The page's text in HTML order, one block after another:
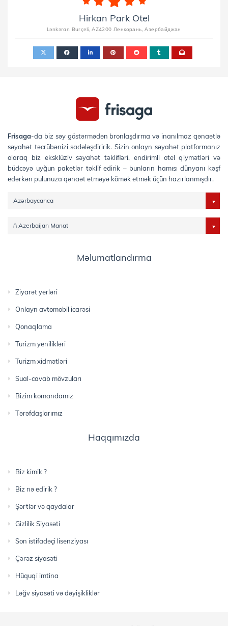
Hirkan Park Otel
Lənkəran Burçeli, AZ4200 Ленкорань, Азербайджан
Frisaga-da biz səy göstərmədən bronlaşdırma və inanılmaz qənaətlə
səyahət təcrübənizi sadələşdiririk. Sizin onlayn səyahət platformanız
olaraq biz eksklüziv səyahət təklifləri, endirimli otel qiymətləri və
büdcəyə uyğun paketlər təklif edirik – bunların hamısı dünyanı kəşf
edərkən pulunuza qənaət etməyə kömək etmək üçün hazırlanmışdır.
Azərbaycanca
₼ Azerbaijan Manat
Məlumatlandırma
Ziyarət yerləri
Onlayn avtomobil icarəsi
Qonaqlama
Turizm yenilikləri
Turizm xidmətləri
Sual-cavab mövzuları
Bizim komandamız
Tərəfdaşlarımız
Haqqımızda
Biz kimik ?
Biz nə edirik ?
Şərtlər və qaydalar
Gizlilik Siyasəti
Son istifadəçi lisenziyası
Çərəz siyasəti
Hüquqi imtina
Ləğv siyasəti və dəyişikliklər